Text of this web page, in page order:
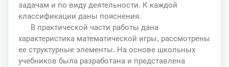
задачам и по виду деятельности. К каждой
классификации даны пояснения.
В практической части работы дана
характеристика математической игры, рассмотрены
ее структурные элементы. На основе школьных
учебников была разработана и представлена